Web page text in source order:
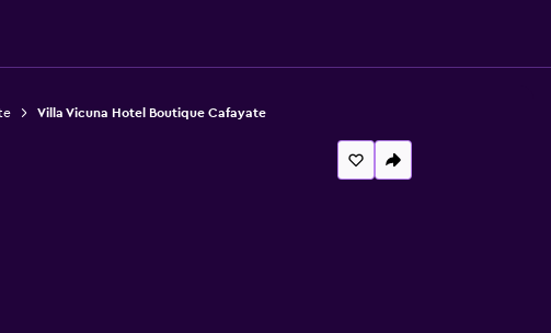
Villa Vicuna Hotel Boutique Cafayate